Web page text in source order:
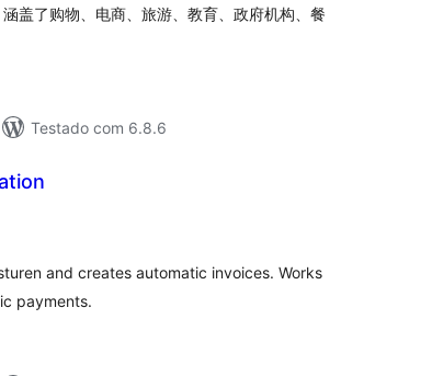
盖了购物、电商、旅游、教育、政府机构、餐
Testado com 6.8.6
and creates automatic invoices. Works
payments.